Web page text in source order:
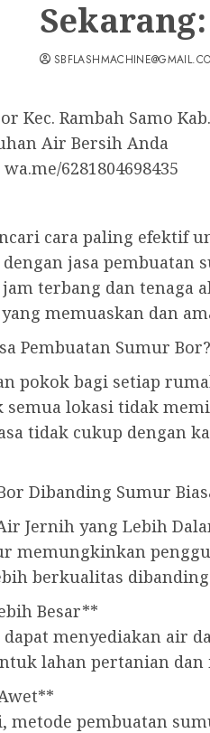
Sekarang:
Kec. Rambah Samo
Air Bersih Anda
6281804698435
cara paling efektif
jasa
terbang dan tenaga
memuaskan dan
Pembuatan Sumur Bor?
pokok bagi setiap
semua lokasi tidak
tidak cukup dengan
Dibanding Sumur
Jernih yang Lebih
memungkinkan
berkualitas
Besar**
menyediakan air
lahan pertanian
metode pembuatan